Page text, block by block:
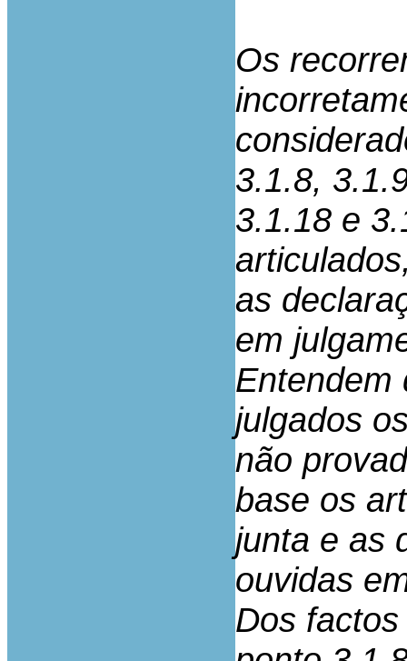
Os
3.1.8,
3.1.18 e
as
em
Entendem
julgados
não
base os
junta e as
ouvidas
Dos